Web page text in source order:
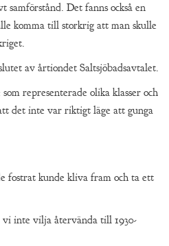
samförstånd. Det fanns också en
komma till storkrig att man skulle
av årtiondet Saltsjöbadsavtalet.
representerade olika klasser och
det inte var riktigt läge att gunga
fostrat kunde kliva fram och ta ett
inte vilja återvända till 1930-